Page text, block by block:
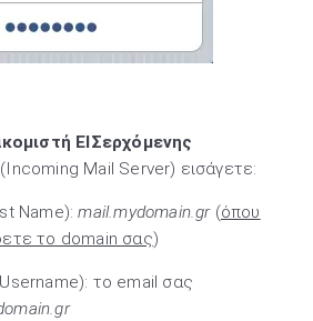
ΕΙΣερχόμενης
Mail Server) εισάγετε:
Name):mail.mydomain.gr(όπου
το domain σας)
το email σας